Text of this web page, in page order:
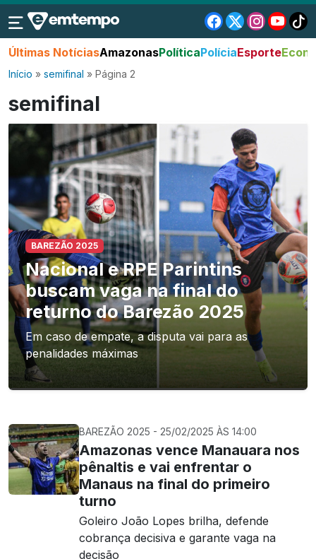
Últimas NotíciasAmazonasPolíticaPolíciaEsporte
Início » semifinal » Página 2
semifinal
BAREZÃO 2025
Nacional e RPE Parintins
buscam vaga na final do
returno do Barezão 2025
Em caso de empate, a disputa vai para as
penalidades máximas
BAREZÃO 2025 - 25/02/2025 ÀS 14:00
Amazonas vence Manauara nos
pênaltis e vai enfrentar o
Manaus na final do primeiro
turno
Goleiro João Lopes brilha, defende
cobrança decisiva e garante vaga na
decisão